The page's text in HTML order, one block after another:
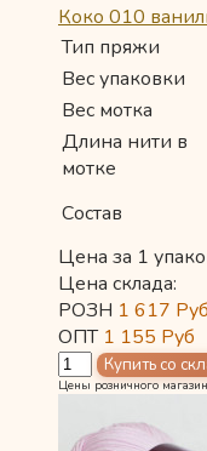
Коко 010
Тип пряжи
Вес упаковки
Вес мотка
Длина нити в
мотке
Состав
Цена за 1
Цена склада:
РОЗН 1 617 Руб
ОПТ 1 155 Руб
Цены розничного